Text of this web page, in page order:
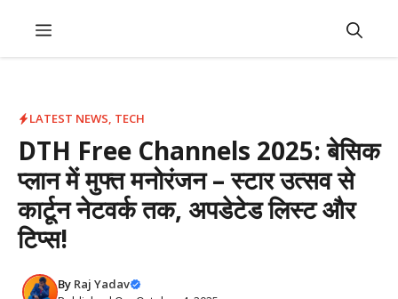
Menu
LATEST NEWS, TECH
DTH Free Channels 2025: बेसिक
प्लान में मुफ्त मनोरंजन – स्टार उत्सव से
कार्टून नेटवर्क तक, अपडेटेड लिस्ट और
टिप्स!
By Raj Yadav